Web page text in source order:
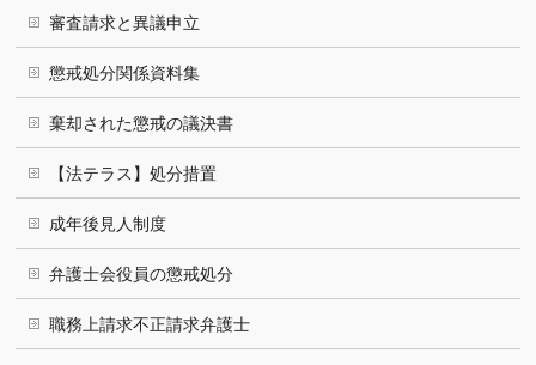
審査請求と異議申立
懲戒処分関係資料集
棄却された懲戒の議決書
【法テラス】処分措置
成年後見人制度
弁護士会役員の懲戒処分
職務上請求不正請求弁護士